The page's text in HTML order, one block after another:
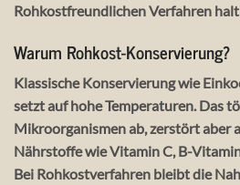
Rohkostfreundlichen Verfahren
Warum Rohkost-Konservierung?
Klassische Konservierung wie
setzt auf hohe Temperaturen. Das
Mikroorganismen ab, zerstört aber
Nährstoffewie Vitamin C, B-
Bei Rohkostverfahren bleibt die